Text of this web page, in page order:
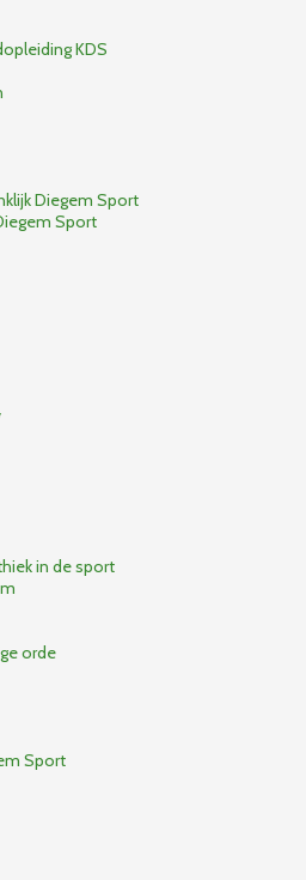
KDS
Diegem Sport
Sport
in de sport
orde
Sport